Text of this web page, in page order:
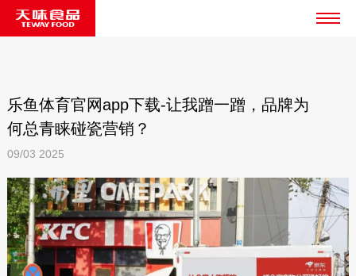
乐鱼体育官网app下载-让我蹭一蹭，品牌为
何总青睐碰瓷营销？
09/03 2025